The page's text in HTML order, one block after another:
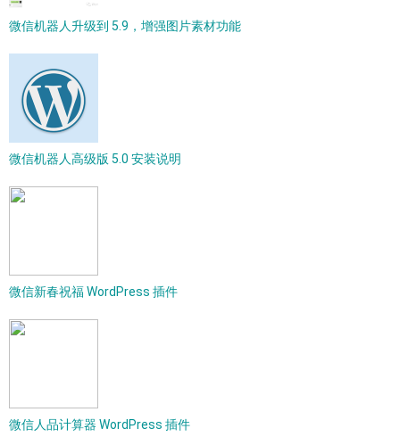
微信机器人升级到 5.9，增强图片素材功能
微信机器人高级版 5.0 安装说明
微信新春祝福 WordPress 插件
微信人品计算器 WordPress 插件